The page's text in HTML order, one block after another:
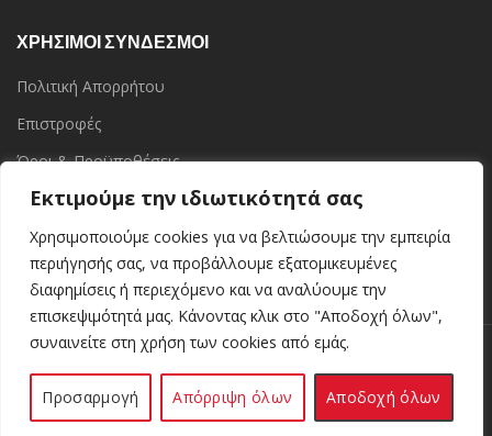
Εκτιμούμε την ιδιωτικότητά σας
Χρησιμοποιούμε cookies για να βελτιώσουμε την εμπειρία
περιήγησής σας, να προβάλλουμε εξατομικευμένες
διαφημίσεις ή περιεχόμενο και να αναλύουμε την
επισκεψιμότητά μας. Κάνοντας κλικ στο "Αποδοχή όλων",
συναινείτε στη χρήση των cookies από εμάς.
Προσαρμογή Απόρριψη όλων Αποδοχή όλων
ΧΡΗΣΙΜΟΙ ΣΥΝΔΕΣΜΟΙ
Πολιτική Απορρήτου
Επιστροφές
Όροι & Προϋποθέσεις
Επικοινωνία
Τα Καταστήματα
2021 CREATED BY Kerinoshop.gr
. Ελληνική Βιοτεχνία
Κεριών.